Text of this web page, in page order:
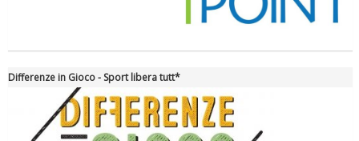
Differenze in Gioco - Sport libera tutt*